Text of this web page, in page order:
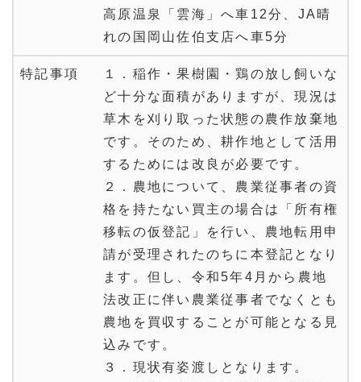
高原温泉「雲海」へ車12分、JA晴
れの国岡山佐伯支店へ車5分
特記事項
１．稲作・果樹園・鶏の放し飼いな
ど十分な面積がありますが、現況は
草木を刈り取った状態の農作放棄地
です。そのため、耕作地として活用
するためには改良が必要です。
２．農地について、農業従事者の資
格を持たない買主の場合は「所有権
移転の仮登記」を行い、農地転用申
請が受理されたのちに本登記となり
ます。但し、令和5年4月から農地
法改正に伴い農業従事者でなくとも
農地を買収することが可能となる見
込みです。
３．現状有姿渡しとなります。